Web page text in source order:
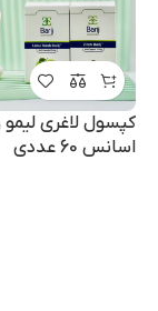
کپسول لاغری لیمو
اسانس 60 عددی